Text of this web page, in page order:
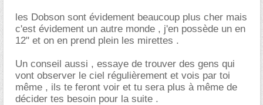
les Dobson sont évidement beaucoup plus cher mais
c'est évidement un autre monde , j'en possède un en
12" et on en prend plein les mirettes .
Un conseil aussi , essaye de trouver des gens qui
vont observer le ciel régulièrement et vois par toi
même , ils te feront voir et tu sera plus à même de
décider tes besoin pour la suite .